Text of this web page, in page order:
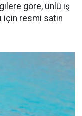
göre, ünlü iş
için resmi satın